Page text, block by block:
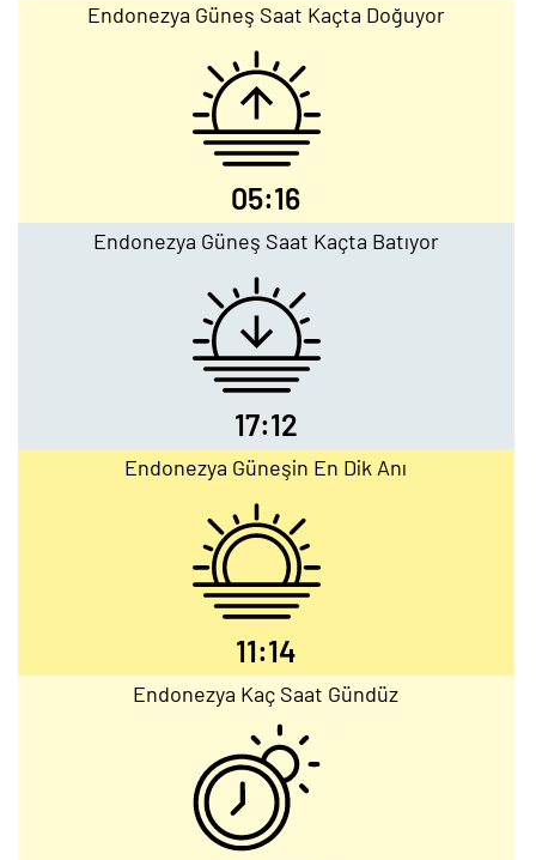
Endonezya Güneş Saat Kaçta Doğuyor
05:16
Endonezya Güneş Saat Kaçta Batıyor
17:12
Endonezya Güneşin En Dik Anı
11:14
Endonezya Kaç Saat Gündüz